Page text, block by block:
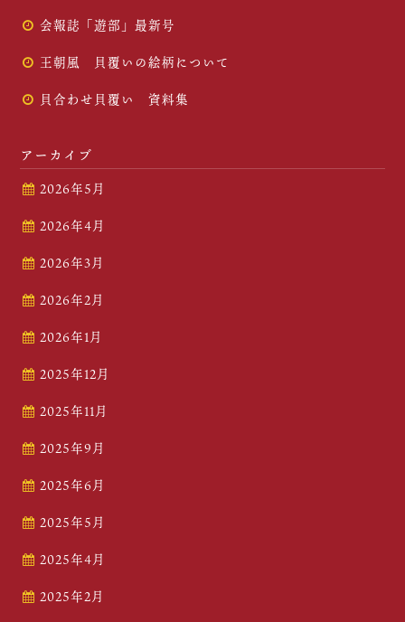
会報誌「遊部」最新号
王朝風 貝覆いの絵柄について
貝合わせ貝覆い 資料集
アーカイブ
2026年5月
2026年4月
2026年3月
2026年2月
2026年1月
2025年12月
2025年11月
2025年9月
2025年6月
2025年5月
2025年4月
2025年2月